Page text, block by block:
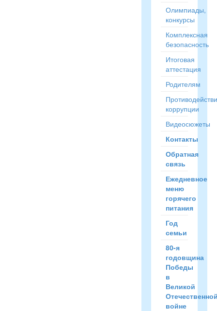
Олимпиады,
конкурсы
Комплексная
безопасность
Итоговая
аттестация
Родителям
коррупции
Видеосюжеты
Контакты
Обратная
связь
Ежедневное
меню
горячего
питания
Год
семьи
80-я
годовщина
Победы
в
Великой
войне